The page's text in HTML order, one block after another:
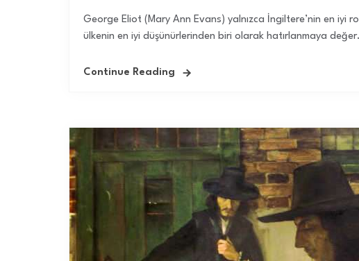
George Eliot (Mary Ann Evans) yalnızca İngiltere’nin en iyi
ülkenin en iyi düşünürlerinden biri olarak hatırlanmaya
Continue Reading